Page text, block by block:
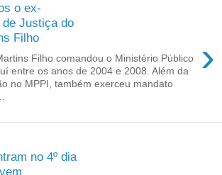
o ex-
Justiça do
Filho
›
Filho comandou o Ministério Público
entre os anos de 2004 e 2008. Além da
no MPPI, também exerceu mandato
no 4º dia